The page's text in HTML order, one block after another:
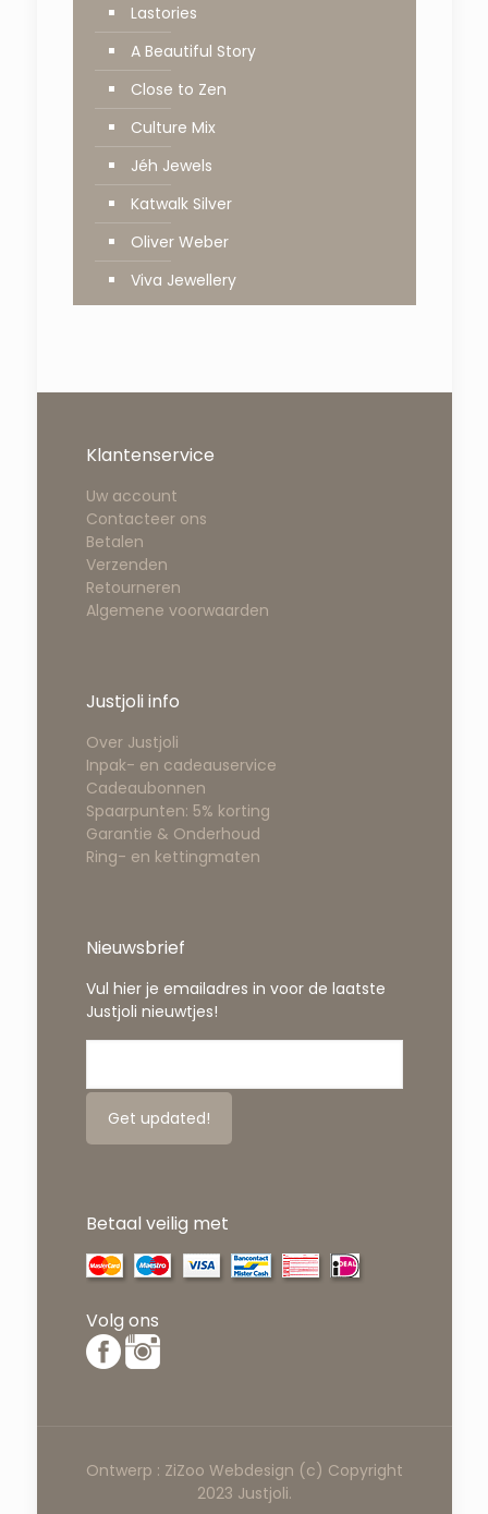
Lastories
A Beautiful Story
Close to Zen
Culture Mix
Jéh Jewels
Katwalk Silver
Oliver Weber
Viva Jewellery
Klantenservice
Uw account
Contacteer ons
Betalen
Verzenden
Retourneren
Algemene voorwaarden
Justjoli info
Over Justjoli
Inpak- en cadeauservice
Cadeaubonnen
Spaarpunten: 5% korting
Garantie & Onderhoud
Ring- en kettingmaten
Nieuwsbrief
Vul hier je emailadres in voor de laatste
Justjoli nieuwtjes!
Betaal veilig met
Volg ons
Ontwerp : ZiZoo Webdesign (c) Copyright
2023 Justjoli.